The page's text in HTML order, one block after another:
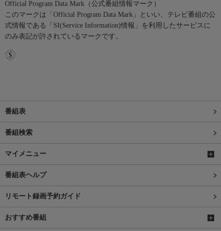
Official Program Data Mark（公式番組情報マーク）
このマークは「Official Program Data Mark」といい、テレビ番組の公
式情報である「SI(Service Information)情報」を利用したサービスに
のみ表記が許されているマークです。
番組表
番組検索
マイメニュー
番組表ヘルプ
リモート録画予約ガイド
おすすめ番組